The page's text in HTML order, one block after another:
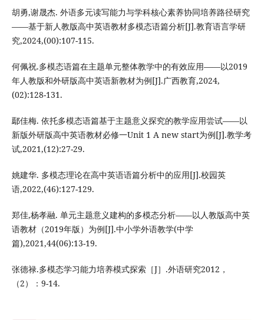
胡勇,谢晟杰. 外语多元读写能力与学科核心素养协同培养路径研究
——基于新人教版高中英语教材多模态语篇分析[J].教育语言学研
究,2024,(00):107-115.
何佩祝.多模态语篇在主题单元整体教学中的有效应用——以2019
年人教版和外研版高中英语新教材为例[J].广西教育,2024,
(02):128-131.
鄢佳梅. 依托多模态语篇基于主题意义探究的教学应用尝试——以
新版外研版高中英语教材必修一Unit 1 A new start为例[J].教学考
试,2021,(12):27-29.
姚建华. 多模态理论在高中英语语篇分析中的应用[J].校园英
语,2022,(46):127-129.
郑佳,杨孝融. 单元主题意义建构的多模态分析——以人教版高中英
语教材（2019年版）为例[J].中小学外语教学(中学
篇),2021,44(06):13-19.
张德禄.多模态学习能力培养模式探索［J］.外语研究2012，
（2）：9-14.